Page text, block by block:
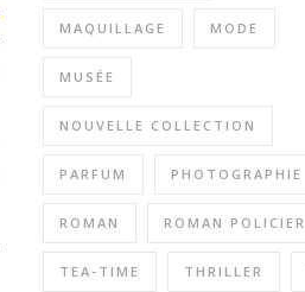
MAQUILLAGE MODE
MUSÉE
NOUVELLE COLLECTION
PARFUM PHOTOGRAPHIE
ROMAN ROMAN POLICIER
TEA-TIME THRILLER